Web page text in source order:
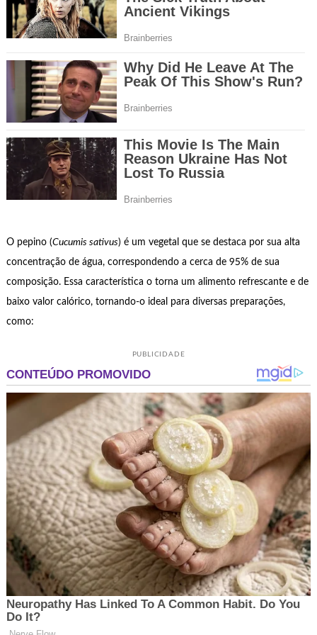
O pepino (Cucumis sativus) é um vegetal que se destaca por sua alta
concentração de água, correspondendo a cerca de 95% de sua
composição. Essa característica o torna um alimento refrescante e de
baixo valor calórico, tornando-o ideal para diversas preparações,
como:
PUBLICIDADE